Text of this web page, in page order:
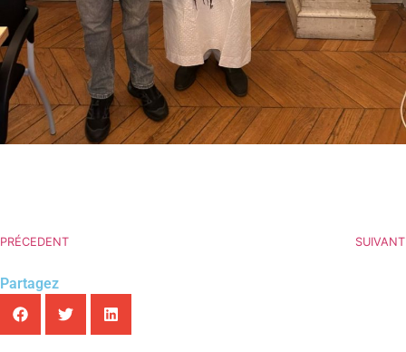
PRÉCEDENT SUIVANT
Partagez